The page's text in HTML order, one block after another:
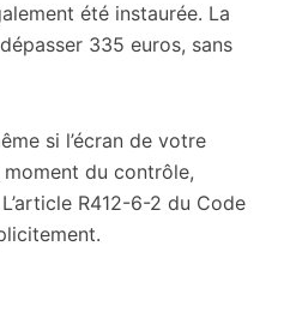
été instaurée. La
335 euros, sans
si l’écran de votre
du contrôle,
R412-6-2 du Code